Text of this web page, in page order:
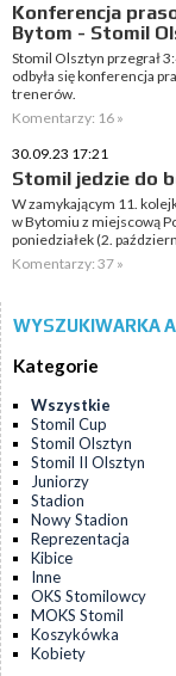
Konferencja
Bytom - Stomil
Stomil Olsztyn przegrał
odbyła się konferencja
trenerów.
Komentarzy: 16 »
30.09.23 17:21
Stomil jedzie do
W zamykającym 11.
w Bytomiu z miejscową
poniedziałek (2.
Komentarzy: 37 »
WYSZUKIWARKA
Kategorie
Wszystkie
Stomil Cup
Stomil Olsztyn
Stomil II Olsztyn
Juniorzy
Stadion
Nowy Stadion
Reprezentacja
Kibice
Inne
OKS Stomilowcy
MOKS Stomil
Koszykówka
Kobiety